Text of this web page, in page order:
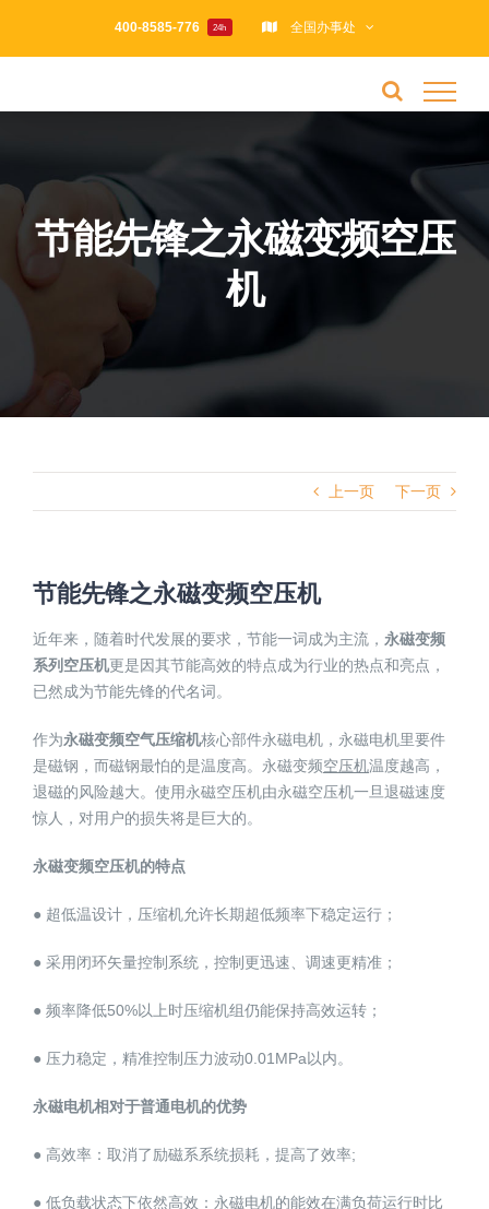
400-8585-776 24h 全国办事处
节能先锋之永磁变频空压
机
上一页 下一页
节能先锋之永磁变频空压机
近年来，随着时代发展的要求，节能一词成为主流， 永磁变频
系列空压机更是因其节能高效的特点成为行业的热点和亮点，
已然成为节能先锋的代名词。
作为永磁变频空气压缩机核心部件永磁电机，永磁电机里要件
是磁钢，而磁钢最怕的是温度高。永磁变频空压机温度越高，
退磁的风险越大。使用永磁空压机由永磁空压机一旦退磁速度
惊人，对用户的损失将是巨大的。
永磁变频空压机的特点
● 超低温设计，压缩机允许长期超低频率下稳定运行；
● 采用闭环矢量控制系统，控制更迅速、调速更精准；
● 频率降低50%以上时压缩机组仍能保持高效运转；
● 压力稳定，精准控制压力波动0.01MPa以内。
永磁电机相对于普通电机的优势
● 高效率：取消了励磁系系统损耗，提高了效率;
● 低负载状态下依然高效：永磁电机的能效在满负荷运行时比